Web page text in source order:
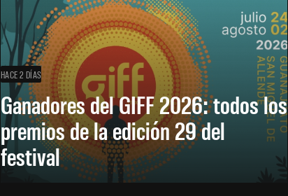
HACE 2 DÍAS
Ganadores del GIFF 2026: todos los
premios de la edición 29 del
festival